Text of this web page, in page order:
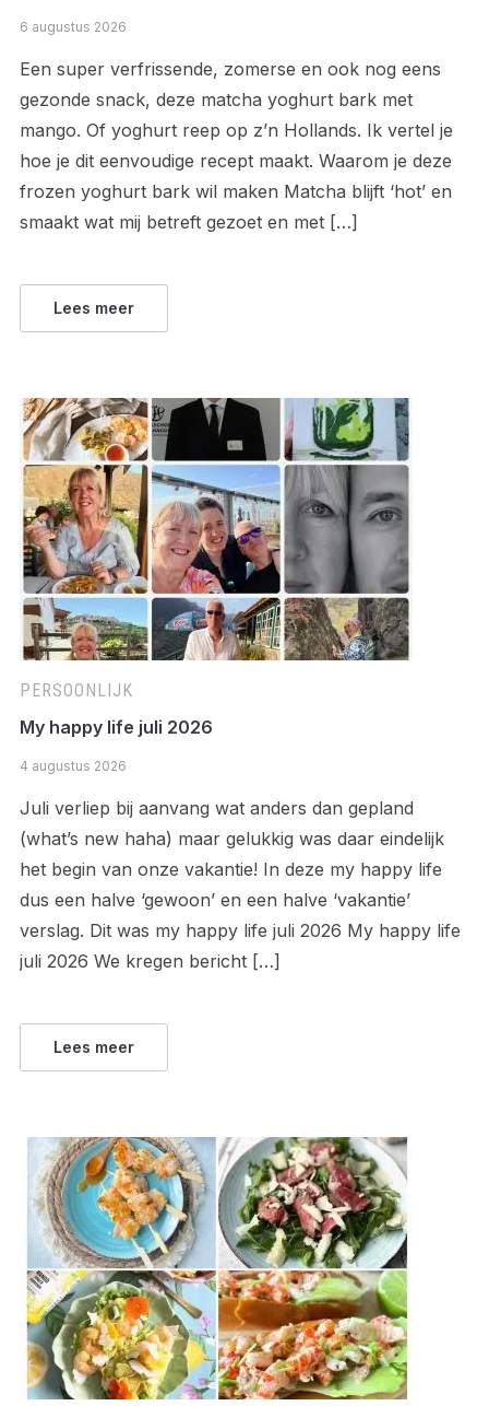
6 augustus 2026
Een super verfrissende, zomerse en ook nog eens
gezonde snack, deze matcha yoghurt bark met
mango. Of yoghurt reep op z’n Hollands. Ik vertel je
hoe je dit eenvoudige recept maakt. Waarom je deze
frozen yoghurt bark wil maken Matcha blijft ‘hot’ en
smaakt wat mij betreft gezoet en met […]
Lees meer
PERSOONLIJK
My happy life juli 2026
4 augustus 2026
Juli verliep bij aanvang wat anders dan gepland
(what’s new haha) maar gelukkig was daar eindelijk
het begin van onze vakantie! In deze my happy life
dus een halve ‘gewoon’ en een halve ‘vakantie’
verslag. Dit was my happy life juli 2026 My happy life
juli 2026 We kregen bericht […]
Lees meer